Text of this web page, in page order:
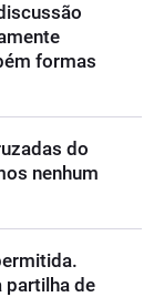
formas
do
nenhum
partilha de